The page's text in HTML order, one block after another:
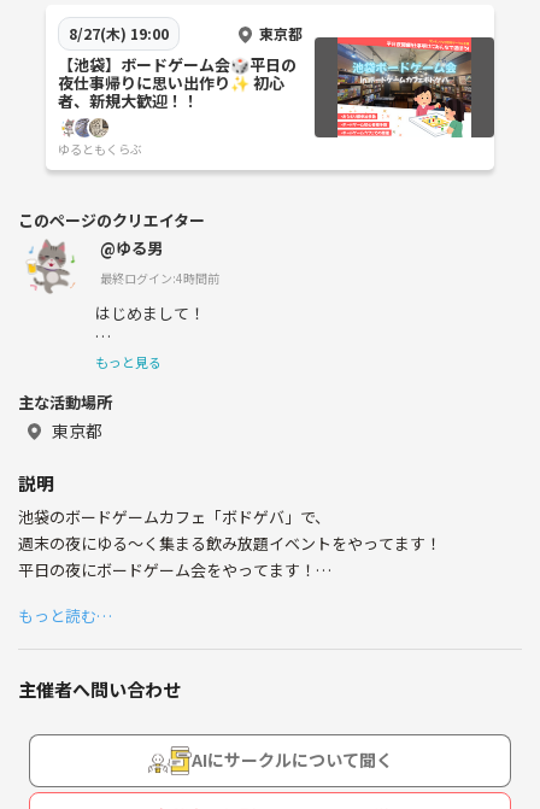
8/27(木) 19:00 東京都
【池袋】ボードゲーム会🎲平日の
夜仕事帰りに思い出作り✨ 初心
者、新規大歓迎！！
ゆるともくらぶ
このページのクリエイター
@ゆる男
最終ログイン:4時間前
はじめまして！
池袋の「ボドゲバ」というボードゲームカフェを使って、
ます🍻
です🙌
人見知りの方も、一人参加の方も、
そんな気分のときに、ふらっと来てもらえたら嬉しいで
す！
もっと見る
主な活動場所
東京都
説明
池袋のボードゲームカフェ「ボドゲバ」で、
週末の夜にゆる〜く集まる飲み放題イベントをやってます！
平日の夜にボードゲーム会をやってます！
ちょっと、お酒を飲みながら
軽くボードゲームをしたり、おしゃべりしたり。
「友達つくりたいな〜」って人が、気軽に来れる場所を目指してます！
ボードゲームはガチじゃなくて、初めてでもすぐ遊べるもの中心🎲
人見知りでも楽しめるように、まったり進行していきます◎
もっと読む…
主催者へ問い合わせ
AIにサークルについて聞く